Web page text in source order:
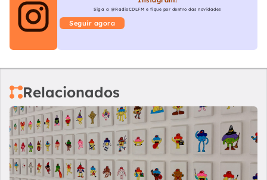
Siga a @RadioCDLFM e fique por dentro das novidades
Seguir agora
Relacionados